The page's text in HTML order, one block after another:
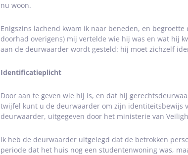
nu woon.
Enigszins lachend kwam ik naar beneden, en
doorhad overigens) mij vertelde wie hij was en wat hij
aan de deurwaarder wordt gesteld: hij moet zichzelf
Identificatieplicht
Door aan te geven wie hij is, en dat hij
twijfel kunt u de deurwaarder om zijn identiteitsbewijs
deurwaarder, uitgegeven door het ministerie van
Ik heb de deurwaarder uitgelegd dat de betrokken
periode dat het huis nog een studentenwoning was,